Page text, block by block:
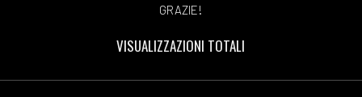
GRAZIE!
VISUALIZZAZIONI TOTALI